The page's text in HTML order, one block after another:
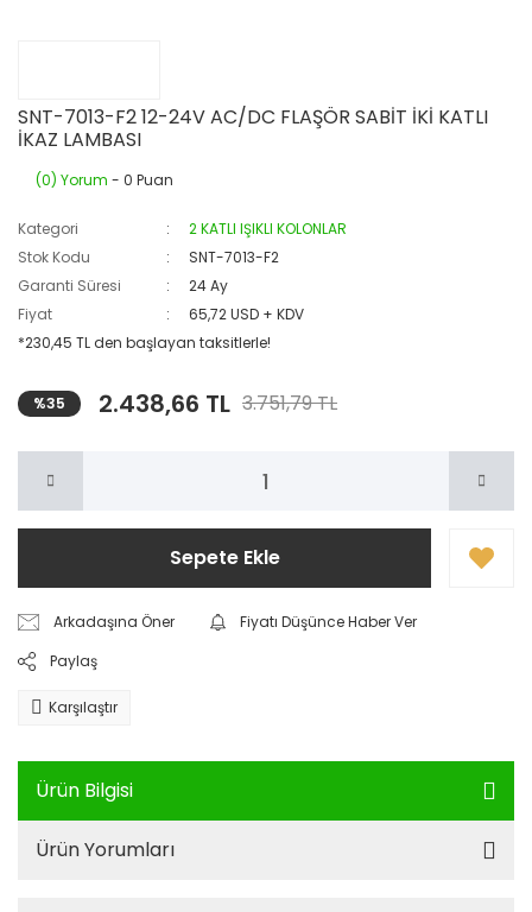
SNT-7013-F2 12-24V AC/DC FLAŞÖR SABİT İKİ KATLI
İKAZ LAMBASI
(0) Yorum - 0 Puan
Kategori
2 KATLI IŞIKLI KOLONLAR
Stok Kodu
SNT-7013-F2
Garanti Süresi
24 Ay
Fiyat
65,72 USD + KDV
*230,45 TL den başlayan taksitlerle!
%35 2.438,66 TL 3.751,79 TL
Sepete Ekle
Arkadaşına Öner
Fiyatı Düşünce Haber Ver
Paylaş
Karşılaştır
Ürün Bilgisi
Ürün Yorumları